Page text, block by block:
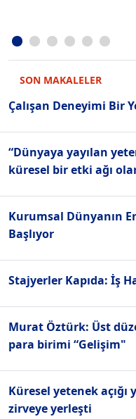
SON MAKALELER
Çalışan Deneyimi Bir
“Dünyaya yayılan
küresel bir etki ağı
Kurumsal Dünyanın
Başlıyor
Stajyerler Kapıda: İş
Murat Öztürk: Üst
para birimi “Gelişim"
Küresel yetenek açığı
zirveye yerleşti